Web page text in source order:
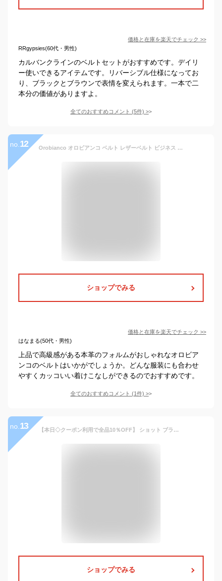
価格と在庫を楽天でチェック >>
RRgypsies(60代・男性)
カルバンクラインのベルトセットがおすすめです。デイリ
ー使いできるアイテムです。リバーシブル仕様になってお
り、ブラックとブラウンで表情を変えられます。一本で二
本分の価値がありますよ。
全てのおすすめコメント (5件) >
no. 12 Orobianco オロビアンコ ベルト レザーベルト ビジネス メンズ 本革 当社限定 BELT ブラック ブラウン 黒 ORB-010800IN
ショップでみる
価格と在庫を楽天でチェック >>
はなまる(50代・男性)
上品で高級感がある本革のフォルムがおしゃれなオロビア
ンコのベルトはいかがでしょうか。どんな服装にも合わせ
やすくカッコいい着けこなしができるのでおすすめです。
全てのおすすめコメント (1件) >
no. 13 【本日◇クーポン利用で全品10％OFF】 ショット ブランド キャップ メンズ ワークキャップ 秋冬 フリーサイズ 帽子 Schott N.Y.C cap 男性 アメカジ ファッション ブランドタグ / 全3色 10代 20代 30代 誕生日 プレゼント ギフト ラッピング無料 [ cap ]
ショップでみる